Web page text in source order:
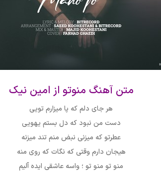
متن آهنگ منوتو از امین نیک
هر جای دلم که پا میزارم تویی
دست من نبود که دل بستم یهویی
عطرتو که میزنی نبض منم تند میزنه
هیجان دارم وقتی که نگات که روی منه
منو تو منو تو ؛ واسه عاشقی ایده آلیم